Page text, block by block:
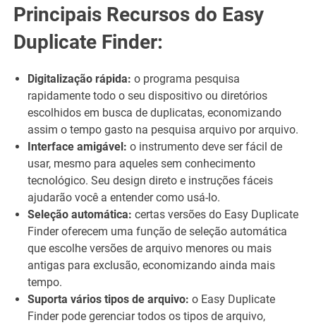
Principais Recursos do Easy
Duplicate Finder:
Digitalização rápida: o programa pesquisa
rapidamente todo o seu dispositivo ou diretórios
escolhidos em busca de duplicatas, economizando
assim o tempo gasto na pesquisa arquivo por arquivo.
Interface amigável: o instrumento deve ser fácil de
usar, mesmo para aqueles sem conhecimento
tecnológico. Seu design direto e instruções fáceis
ajudarão você a entender como usá-lo.
Seleção automática: certas versões do Easy Duplicate
Finder oferecem uma função de seleção automática
que escolhe versões de arquivo menores ou mais
antigas para exclusão, economizando ainda mais
tempo.
Suporta vários tipos de arquivo: o Easy Duplicate
Finder pode gerenciar todos os tipos de arquivo,